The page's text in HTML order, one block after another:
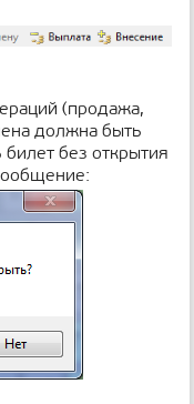
(продажа,
должна быть
билет без открытия